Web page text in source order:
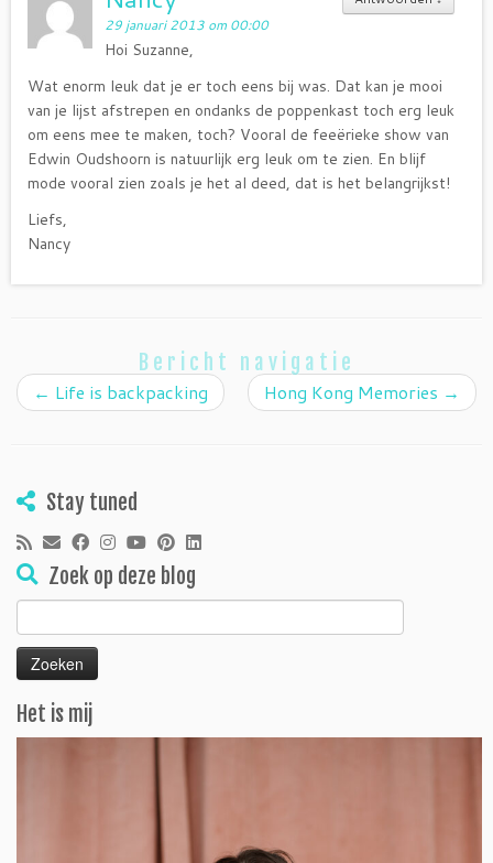
29 januari 2013 om 00:00
Hoi Suzanne,
Wat enorm leuk dat je er toch eens bij was. Dat kan je mooi
van je lijst afstrepen en ondanks de poppenkast toch erg leuk
om eens mee te maken, toch? Vooral de feeërieke show van
Edwin Oudshoorn is natuurlijk erg leuk om te zien. En blijf
mode vooral zien zoals je het al deed, dat is het belangrijkst!
Liefs,
Nancy
Bericht navigatie
← Life is backpacking Hong Kong Memories →
Stay tuned
Zoek op deze blog
Zoeken
naar:
Het is mij